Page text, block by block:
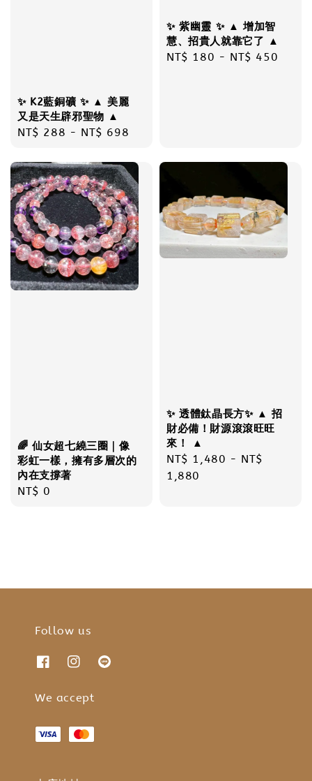
✨ K2藍銅礦 ✨ ▲ 美麗
又是天生辟邪聖物 ▲
Regular
NT$ 288 - NT$ 698
✨ 紫幽靈 ✨ ▲ 增加智
慧、招貴人就靠它了 ▲
Regular
NT$ 180 - NT$ 450
🌈 仙女超七繞三圈｜像
彩虹一樣，擁有多層次的
內在支撐著
Regular
NT$ 0
✨ 透體鈦晶長方✨ ▲ 招
財必備！財源滾滾旺旺
來！ ▲
Regular
price
NT$ 1,480 - NT$
1,880
Follow us
We accept